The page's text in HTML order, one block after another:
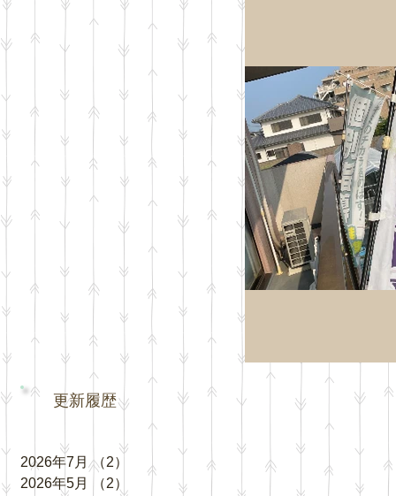
更新履歴
2026年7月 （2）
2026年5月
（2） 2件の記事